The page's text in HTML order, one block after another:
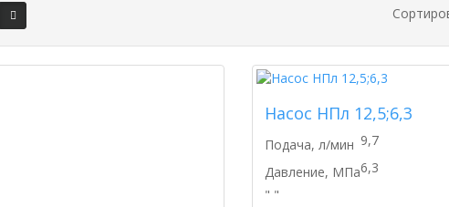
Насос НПл 12,5;6,3
Подача, л/мин 9,7
Давление, МПа6,3
" "